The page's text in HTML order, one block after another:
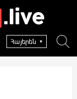
Հայերեն